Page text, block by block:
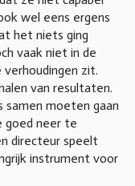
wel eens ergens
het niets ging
vaak niet in de
verhoudingen zit.
van resultaten.
samen moeten gaan
goed neer te
directeur speelt
instrument voor